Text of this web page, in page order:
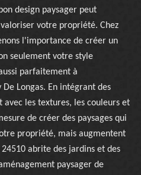
design paysager peut
votre propriété. Chez
l'importance de créer un
seulement votre style
parfaitement à
Longas. En intégrant des
les textures, les couleurs et
de créer des paysages qui
propriété, mais augmentent
abrite des jardins et des
paysager de